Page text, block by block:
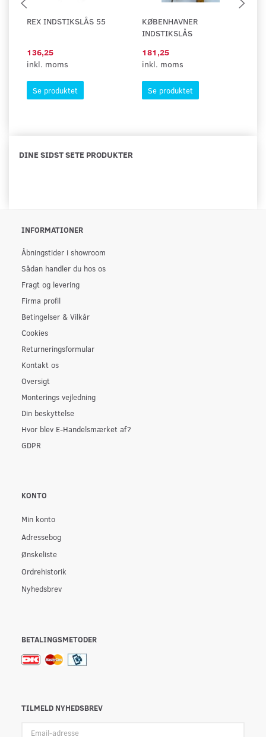
REX INDSTIKSLÅS 55
136,25
inkl. moms
Se produktet
KØBENHAVNER
INDSTIKSLÅS
181,25
inkl. moms
Se produktet
DINE SIDST SETE PRODUKTER
INFORMATIONER
Åbningstider i showroom
Sådan handler du hos os
Fragt og levering
Firma profil
Betingelser & Vilkår
Cookies
Returneringsformular
Kontakt os
Oversigt
Monterings vejledning
Din beskyttelse
Hvor blev E-Handelsmærket af?
GDPR
KONTO
Min konto
Adressebog
Ønskeliste
Ordrehistorik
Nyhedsbrev
BETALINGSMETODER
TILMELD NYHEDSBREV